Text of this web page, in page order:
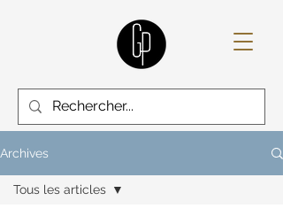
Archives
Tous les articles